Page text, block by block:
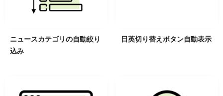
ニュースカテゴリの自動絞り
込み
日英切り替えボタン自動表示